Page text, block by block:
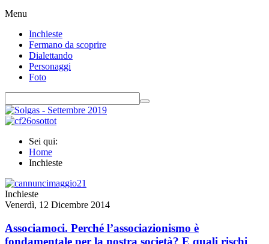
Menu
Inchieste
Fermano da scoprire
Dialettando
Personaggi
Foto
Sei qui:
Home
Inchieste
Inchieste
Venerdì, 12 Dicembre 2014
Associamoci. Perché l’associazionismo è
fondamentale per la nostra società? E quali rischi